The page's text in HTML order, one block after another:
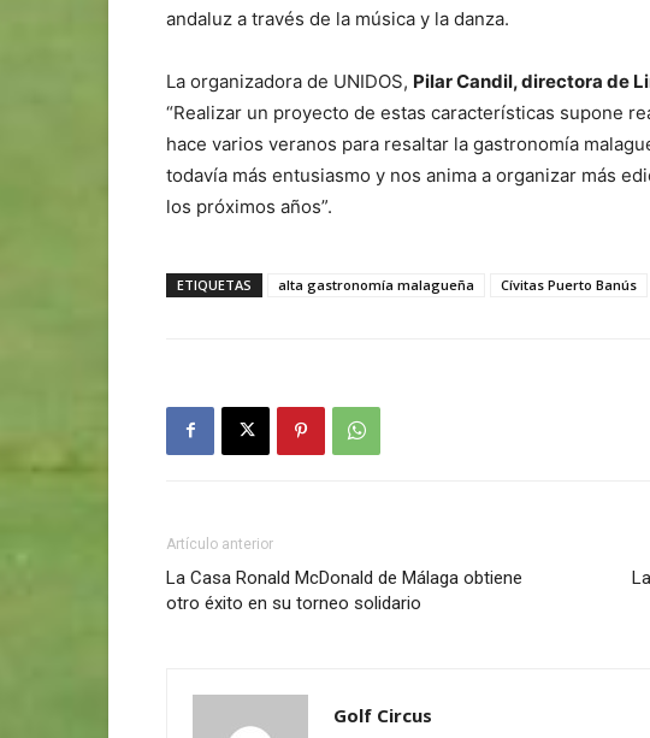
andaluz a través de la música y la danza.
La organizadora de UNIDOS, Pilar Candil, directora de
“Realizar un proyecto de estas características supone
hace varios veranos para resaltar la gastronomía
todavía más entusiasmo y nos anima a organizar más
los próximos años”.
ETIQUETAS alta gastronomía malagueña Cívitas Puerto Banús
Artículo anterior
La Casa Ronald McDonald de Málaga obtiene
otro éxito en su torneo solidario
Golf Circus